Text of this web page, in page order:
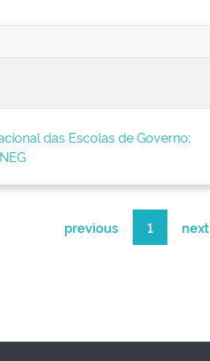
das Escolas de Governo:
previous 1 next